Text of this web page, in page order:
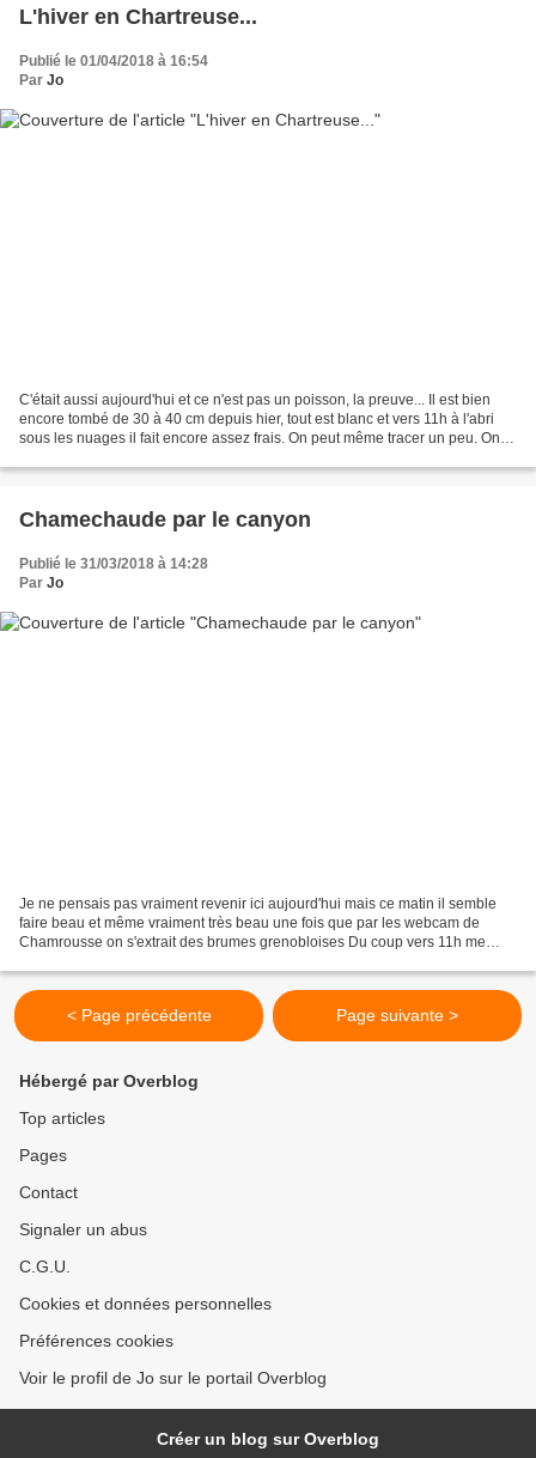
L'hiver en Chartreuse...
Publié le 01/04/2018 à 16:54
Par Jo
C'était aussi aujourd'hui et ce n'est pas un poisson, la preuve... Il est bien
encore tombé de 30 à 40 cm depuis hier, tout est blanc et vers 11h à l'abri
sous les nuages il fait encore assez frais. On peut même tracer un peu. On
Chamechaude par le canyon
Publié le 31/03/2018 à 14:28
Par Jo
Je ne pensais pas vraiment revenir ici aujourd'hui mais ce matin il semble
faire beau et même vraiment très beau une fois que par les webcam de
Chamrousse on s'extrait des brumes grenobloises Du coup vers 11h me
< Page précédente Page suivante >
Hébergé par Overblog
Top articles
Pages
Contact
Signaler un abus
C.G.U.
Cookies et données personnelles
Préférences cookies
Voir le profil de Jo sur le portail Overblog
Créer un blog sur Overblog